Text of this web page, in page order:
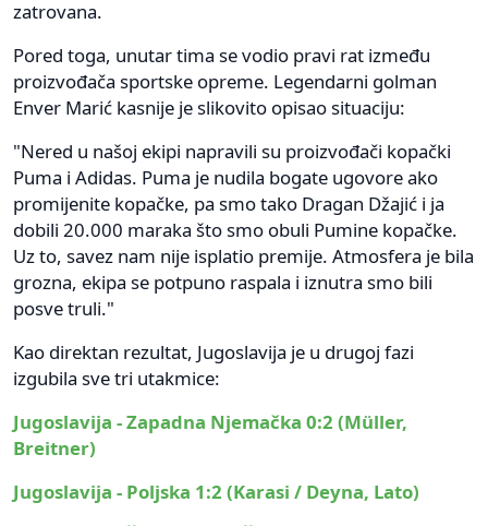
zatrovana.
Pored toga, unutar tima se vodio pravi rat između
proizvođača sportske opreme. Legendarni golman
Enver Marić kasnije je slikovito opisao situaciju:
"Nered u našoj ekipi napravili su proizvođači kopački
Puma i Adidas. Puma je nudila bogate ugovore ako
promijenite kopačke, pa smo tako Dragan Džajić i ja
dobili 20.000 maraka što smo obuli Pumine kopačke.
Uz to, savez nam nije isplatio premije. Atmosfera je bila
grozna, ekipa se potpuno raspala i iznutra smo bili
posve truli."
Kao direktan rezultat, Jugoslavija je u drugoj fazi
izgubila sve tri utakmice:
Jugoslavija - Zapadna Njemačka 0:2 (Müller,
Breitner)
Jugoslavija - Poljska 1:2 (Karasi / Deyna, Lato)